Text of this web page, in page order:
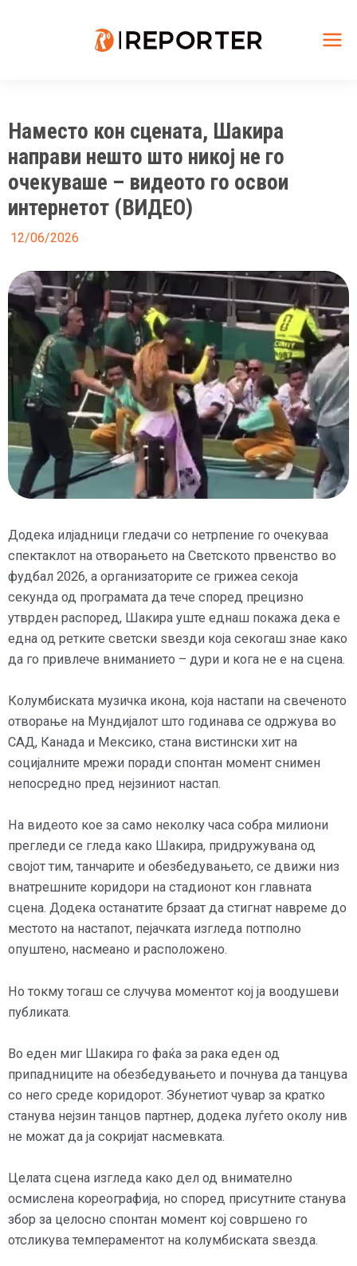
Наместо кон сцената, Шакира
направи нешто што никој не го
очекуваше – видеото го освои
интернетот (ВИДЕО)
12/06/2026
Додека илјадници гледачи со нетрпение го очекуваа
спектаклот на отворањето на Светското првенство во
фудбал 2026, а организаторите се грижеа секоја
секунда од програмата да тече според прецизно
утврден распоред, Шакира уште еднаш покажа дека е
една од ретките светски ѕвезди која секогаш знае како
да го привлече вниманието – дури и кога не е на сцена.
Колумбиската музичка икона, која настапи на свеченото
отворање на Мундијалот што годинава се одржува во
САД, Канада и Мексико, стана вистински хит на
социјалните мрежи поради спонтан момент снимен
непосредно пред нејзиниот настап.
На видеото кое за само неколку часа собра милиони
прегледи се гледа како Шакира, придружувана од
својот тим, танчарите и обезбедувањето, се движи низ
внатрешните коридори на стадионот кон главната
сцена. Додека останатите брзаат да стигнат навреме до
местото на настапот, пејачката изгледа потполно
опуштено, насмеано и расположено.
Но токму тогаш се случува моментот кој ја воодушеви
публиката.
Во еден миг Шакира го фаќа за рака еден од
припадниците на обезбедувањето и почнува да танцува
со него среде коридорот. Збунетиот чувар за кратко
станува нејзин танцов партнер, додека луѓето околу нив
не можат да ја сокријат насмевката.
Целата сцена изгледа како дел од внимателно
осмислена кореографија, но според присутните станува
збор за целосно спонтан момент кој совршено го
отсликува темпераментот на колумбиската ѕвезда.